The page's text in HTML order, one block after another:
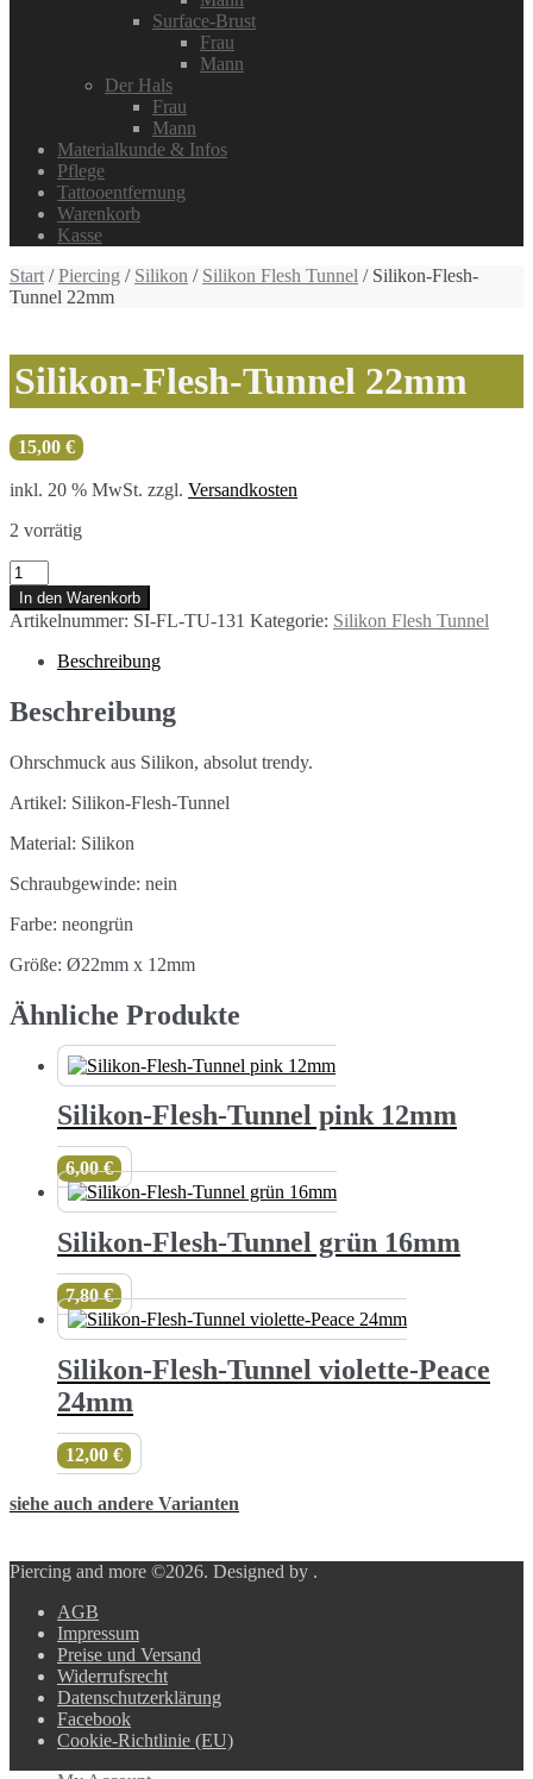
Surface-Brust
Frau
Mann
Der Hals
Frau
Mann
Materialkunde & Infos
Pflege
Tattooentfernung
Warenkorb
Kasse
Start /Piercing / Silikon / Silikon Flesh Tunnel / Silikon-Flesh-
Tunnel 22mm
Silikon-Flesh-Tunnel 22mm
15,00 €
inkl. 20 % MwSt. zzgl. Versandkosten
2 vorrätig
Silikon-
Flesh-
Tunnel
22mm
Menge
In den Warenkorb
Artikelnummer: SI-FL-TU-131 Kategorie: Silikon Flesh Tunnel
Beschreibung
Beschreibung
Ohrschmuck aus Silikon, absolut trendy.
Artikel: Silikon-Flesh-Tunnel
Material: Silikon
Schraubgewinde: nein
Farbe: neongrün
Größe: Ø22mm x 12mm
Ähnliche Produkte
Silikon-Flesh-Tunnel pink 12mm
6,00€
Silikon-Flesh-Tunnel grün 16mm
7,80€
Silikon-Flesh-Tunnel violette-Peace
24mm
12,00 €
siehe auch andere Varianten
Piercing and more ©2026. Designed by .
AGB
Impressum
Preise und Versand
Widerrufsrecht
Datenschutzerklärung
Facebook
Cookie-Richtlinie (EU)